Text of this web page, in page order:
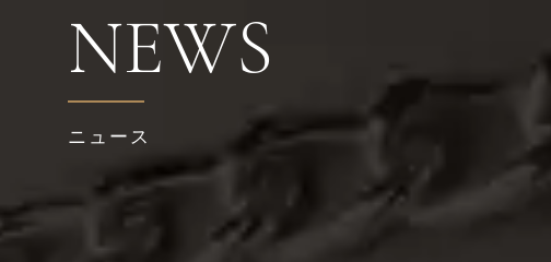
NEWS
ニュース